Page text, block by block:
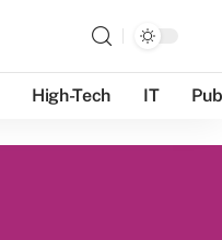
High-Tech IT